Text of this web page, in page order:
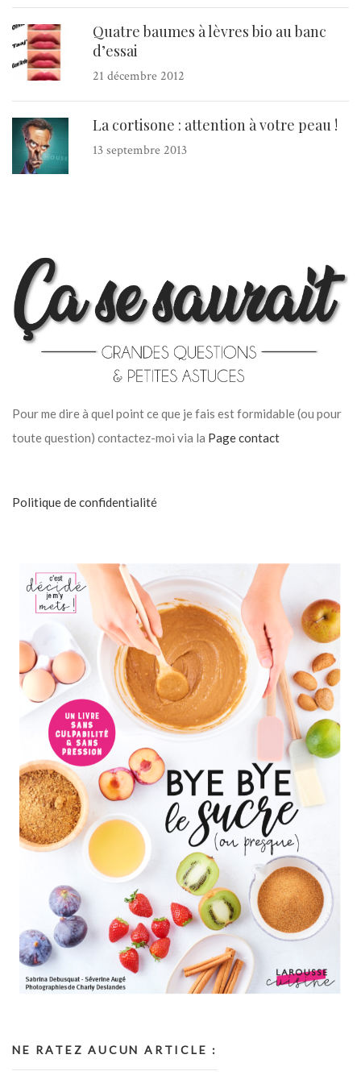
Quatre baumes à lèvres bio au banc
d’essai
21 décembre 2012
La cortisone : attention à votre peau !
13 septembre 2013
Pour me dire à quel point ce que je fais est formidable (ou pour
toute question) contactez-moi via la Page contact
Politique de confidentialité
NE RATEZ AUCUN ARTICLE :